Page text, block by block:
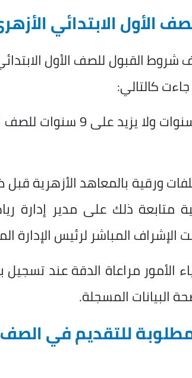
الأول الابتدائي
شروط القبول للصف الأول
ورقية بالمعاهد الأزهرية قبل
متابعة ذلك على مدير إدارة
الإشراف المباشر لرئيس الإدارة
الأمور مراعاة الدقة عند تسجيل
البيانات المسجلة.
للتقديم في الصف